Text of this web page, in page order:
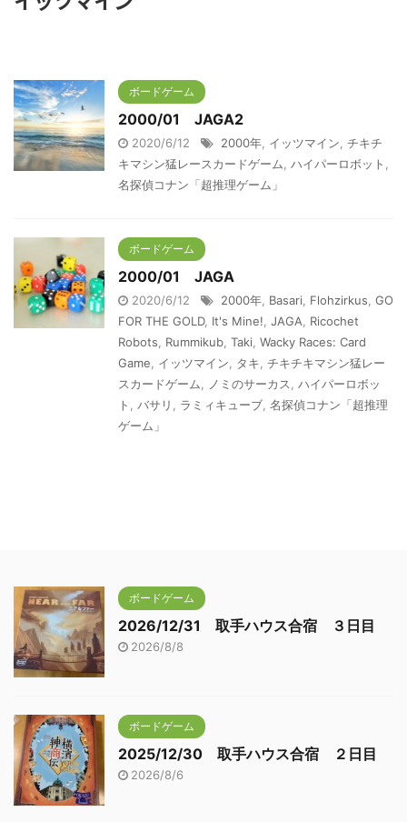
ボードゲーム
2000/01 JAGA2
2020/6/12 2000年 イッツマイン チキチ
キマシン猛レースカードゲーム
ハイパーロボット
名探偵コナン「超推理ゲーム」
ボードゲーム
2000/01 JAGA
2020/6/12 2000年 Basari Flohzirkus GO
FOR THE GOLD, It's Mine! JAGA
Ricochet
Robots
Rummikub Taki Wacky Races: Card
Game
イッツマイン タキ チキチキマシン猛レー
スカードゲーム
ノミのサーカス
ハイパーロボッ
ト
バサリ ラミィキューブ 名探偵コナン「超推理
ゲーム」
ボードゲーム
2026/12/31 取手ハウス合宿 ３日目
2026/8/8
ボードゲーム
2025/12/30 取手ハウス合宿 ２日目
2026/8/6